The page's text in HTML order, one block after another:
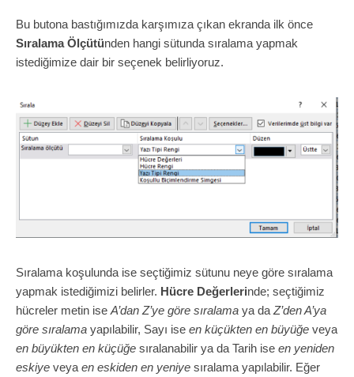
Bu butona bastığımızda karşımıza çıkan ekranda ilk önce
Sıralama Ölçütünden hangi sütunda sıralama yapmak
istediğimize dair bir seçenek belirliyoruz.
Sıralama koşulunda ise seçtiğimiz sütunu neye göre sıralama
yapmak istediğimizi belirler. Hücre Değerlerinde; seçtiğimiz
hücreler metin ise A’dan Z’ye göre sıralama ya da Z’den A’ya
göre sıralama yapılabilir, Sayı ise en küçükten en büyüğe veya
en büyükten en küçüğe sıralanabilir ya da Tarih ise en yeniden
eskiye veya en eskiden en yeniye sıralama yapılabilir. Eğer